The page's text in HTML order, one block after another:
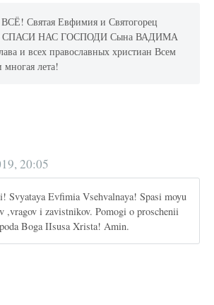
Святая Евфимия и Святогорец
СПАСИ НАС ГОСПОДИ Сына ВАДИМА
и всех православных христиан Всем
лета!
20:05
Svyataya Evfimia Vsehvalnaya! Spasi moyu
,vragov i zavistnikov. Pomogi o proschenii
Boga IIsusa Xrista! Amin.